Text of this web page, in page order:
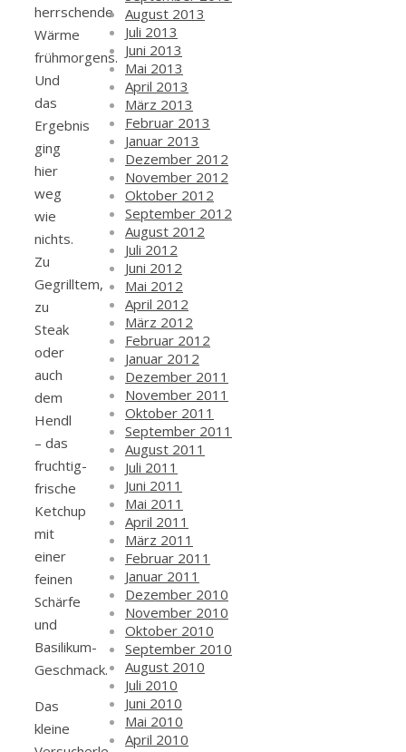
herrschende
Wärme
frühmorgens.
Und
das
Ergebnis
ging
hier
weg
wie
nichts.
Zu
Gegrilltem,
zu
Steak
oder
auch
dem
Hendl
– das
fruchtig-
frische
Ketchup
mit
einer
feinen
Schärfe
und
Basilikum-
Geschmack.
Das
kleine
August 2013
Juli 2013
Juni 2013
Mai 2013
April 2013
März 2013
Februar 2013
Januar 2013
Dezember 2012
November 2012
Oktober 2012
September 2012
August 2012
Juli 2012
Juni 2012
Mai 2012
April 2012
März 2012
Februar 2012
Januar 2012
Dezember 2011
November 2011
Oktober 2011
September 2011
August 2011
Juli 2011
Juni 2011
Mai 2011
April 2011
März 2011
Februar 2011
Januar 2011
Dezember 2010
November 2010
Oktober 2010
September 2010
August 2010
Juli 2010
Juni 2010
Mai 2010
April 2010